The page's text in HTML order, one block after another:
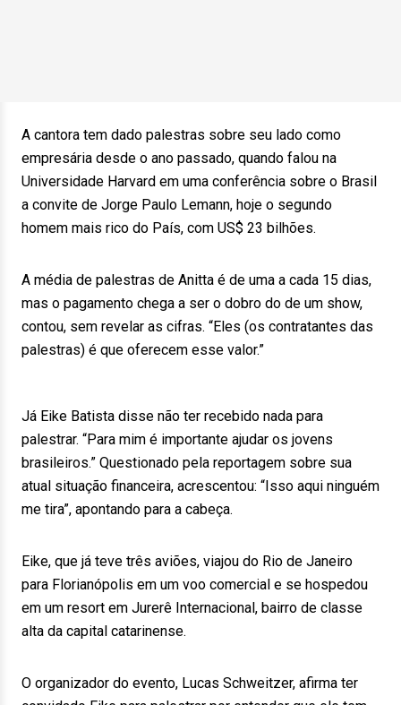
A cantora tem dado palestras sobre seu lado como
empresária desde o ano passado, quando falou na
Universidade Harvard em uma conferência sobre o Brasil
a convite de Jorge Paulo Lemann, hoje o segundo
homem mais rico do País, com US$ 23 bilhões.
A média de palestras de Anitta é de uma a cada 15 dias,
mas o pagamento chega a ser o dobro do de um show,
contou, sem revelar as cifras. “Eles (os contratantes das
palestras) é que oferecem esse valor.”
Já Eike Batista disse não ter recebido nada para
palestrar. “Para mim é importante ajudar os jovens
brasileiros.” Questionado pela reportagem sobre sua
atual situação financeira, acrescentou: “Isso aqui ninguém
me tira”, apontando para a cabeça.
Eike, que já teve três aviões, viajou do Rio de Janeiro
para Florianópolis em um voo comercial e se hospedou
em um resort em Jurerê Internacional, bairro de classe
alta da capital catarinense.
O organizador do evento, Lucas Schweitzer, afirma ter